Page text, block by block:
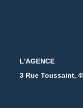
L'AGENCE
3 Rue Toussaint,